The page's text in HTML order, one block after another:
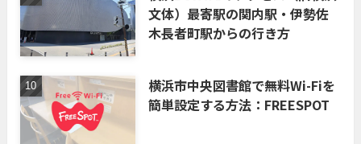
文体）最寄駅の関内駅・伊勢佐
木長者町駅からの行き方
横浜市中央図書館で無料Wi-Fiを
簡単設定する方法：FREESPOT